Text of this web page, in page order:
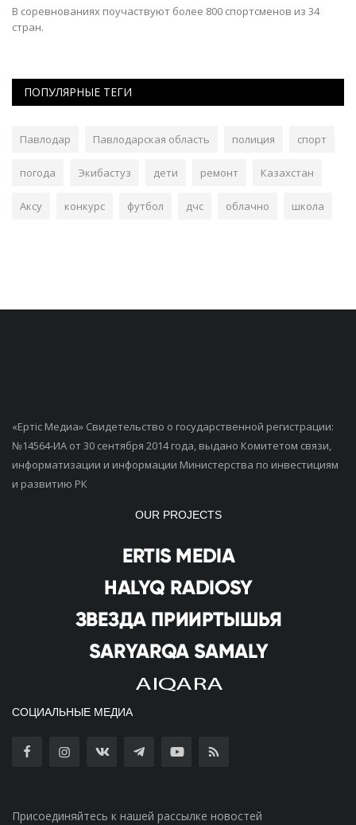
В соревнованиях поучаствуют более 800 спортсменов из 34
стран.
ПОПУЛЯРНЫЕ ТЕГИ
Павлодар Павлодарская область полиция спорт
погода Экибастуз дети ремонт Казахстан
Аксу конкурс футбол дчс облачно школа
«Ертiс Медиа» Свидетельство о государственной регистрации:
№14564-ИА от 30 сентября 2014 года, выдано Комитетом связи,
информатизации и информации Министерства по инвестициям
и развитию РК
OUR PROJECTS
СОЦИАЛЬНЫЕ МЕДИА
Присоединяйтесь к нашей рассылке новостей